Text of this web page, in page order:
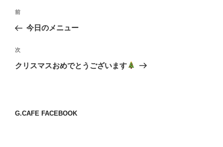
投
ナ
ビ
ゲ
ン
前
の
稿
前
今日のメニュー
次
の
次
クリスマスおめでとうございます
G.CAFE FACEBOOK